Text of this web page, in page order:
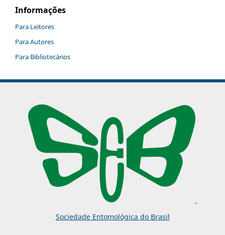
Informações
Para Leitores
Para Autores
Para Bibliotecários
Sociedade Entomológica do Brasil